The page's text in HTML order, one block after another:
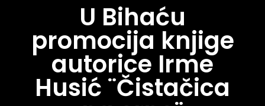
U Bihaću
promocija knjige
autorice Irme
Husić ¨Čistačica